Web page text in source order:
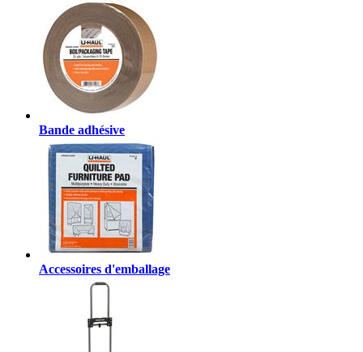
Bande adhésive
Accessoires d'emballage